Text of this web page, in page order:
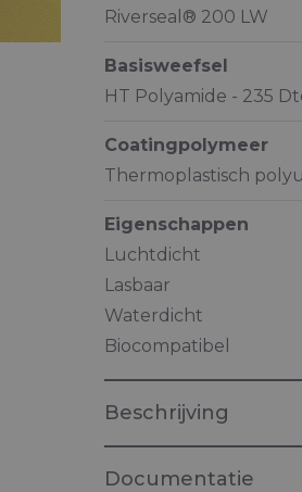
Riverseal® 200 LW
Basisweefsel
HT Polyamide - 235
Coatingpolymeer
Thermoplastisch
Eigenschappen
Luchtdicht
Lasbaar
Waterdicht
Biocompatibel
Beschrijving
Documentatie